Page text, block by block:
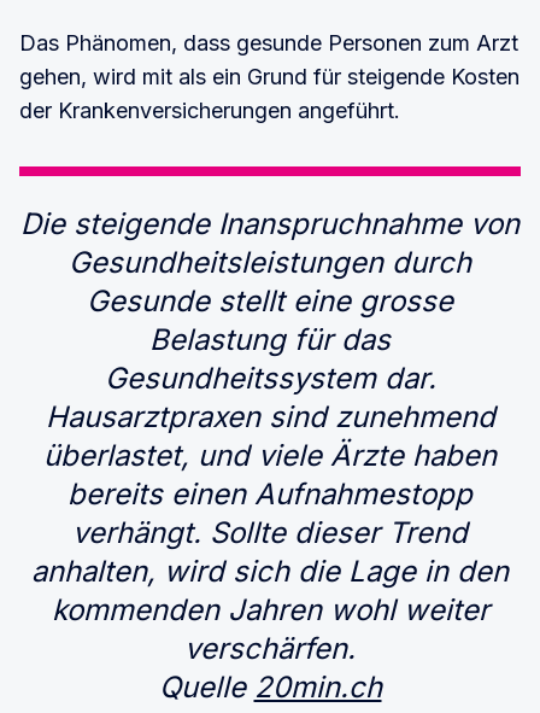
Das Phänomen, dass gesunde Personen zum Arzt
gehen, wird mit als ein Grund für steigende Kosten
der Krankenversicherungen angeführt.
Die steigende Inanspruchnahme von
Gesundheitsleistungen durch
Gesunde stellt eine grosse
Belastung für das
Gesundheitssystem dar.
Hausarztpraxen sind zunehmend
überlastet, und viele Ärzte haben
bereits einen Aufnahmestopp
verhängt. Sollte dieser Trend
anhalten, wird sich die Lage in den
kommenden Jahren wohl weiter
verschärfen.
Quelle 20min.ch